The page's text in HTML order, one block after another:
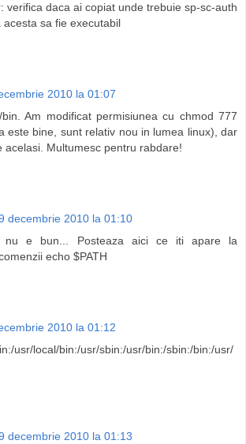
verifica daca ai copiat unde trebuie sp-sc-auth
acesta sa fie executabil
2010 la 01:07
Am modificat permisiunea cu chmod 777
este bine, sunt relativ nou in lumea linux), dar
acelasi. Multumesc pentru rabdare!
decembrie 2010 la 01:10
nu e bun... Posteaza aici ce iti apare la
echo $PATH
2010 la 01:12
usr/local/bin:/usr/sbin:/usr/bin:/sbin:/bin:/usr/
decembrie 2010 la 01:13